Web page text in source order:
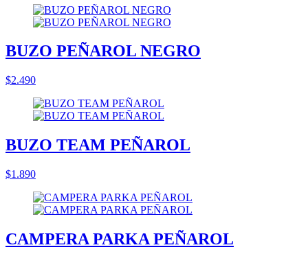
BUZO PEÑAROL NEGRO
$2.490
BUZO TEAM PEÑAROL
$1.890
CAMPERA PARKA PEÑAROL